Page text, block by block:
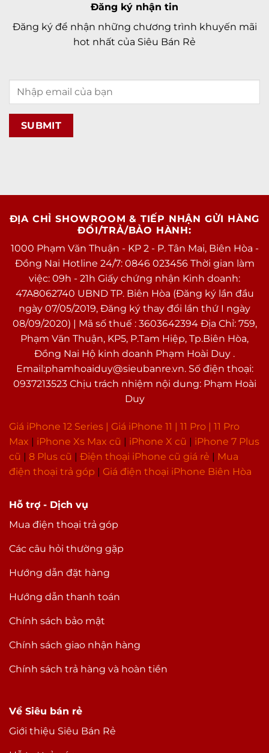
Đăng ký nhận tin
Đăng ký để nhận những chương trình khuyến mãi
hot nhất của Siêu Bán Rẻ
Hỗ trợ - Dịch vụ
Mua điện thoại trả góp
Các câu hỏi thường gặp
Hướng dẫn đặt hàng
Hướng dẫn thanh toán
Chính sách bảo mật
Chính sách giao nhận hàng
Chính sách trả hàng và hoàn tiền
Về Siêu bán rẻ
Giới thiệu Siêu Bán Rẻ
ĐỊA CHỈ SHOWROOM & TIẾP NHẬN GỬI HÀNG
ĐỔI/TRẢ/BẢO HÀNH:
1000 Phạm Văn Thuận - KP 2 - P. Tân Mai, Biên Hòa -
Đồng Nai Hotline 24/7: 0846 023456 Thời gian làm
việc: 09h - 21h Giấy chứng nhận Kinh doanh:
47A8062740 UBND TP. Biên Hòa (Đăng ký lần đầu
ngày 07/05/2019, Đăng ký thay đổi lần thứ I ngày
08/09/2020) | Mã số thuế : 3603642394 Địa Chỉ: 759,
Phạm Văn Thuận, KP5, P.Tam Hiệp, Tp.Biên Hòa,
Đồng Nai Hộ kinh doanh Phạm Hoài Duy .
Email:phamhoaiduy@sieubanre.vn. Số điện thoại:
0937213523 Chịu trách nhiệm nội dung: Phạm Hoài
Duy
Giá iPhone 12 Series | Giá iPhone 11 | 11 Pro | 11 Pro
Max | iPhone Xs Max cũ | iPhone X cũ | iPhone 7 Plus
cũ | 8 Plus cũ | Điện thoại iPhone cũ giá rẻ | Mua
điện thoại trả góp | Giá điện thoại iPhone Biên Hòa